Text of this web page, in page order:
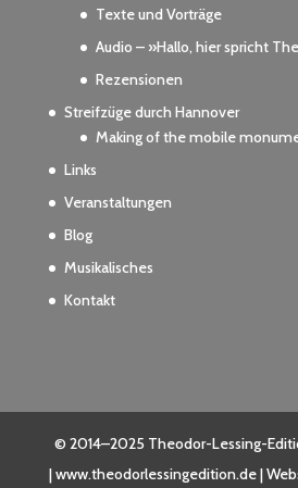
Texte und Vorträge
Audio – »Hallo, hier spricht
Rezensionen
Streifzüge durch Hannover
Making of the mobile
Links
Veranstaltungen
Blog
Musikalisches
Kontakt
© 2014–2025 Theodor-Lessing-
| www.theodorlessingedition.de |